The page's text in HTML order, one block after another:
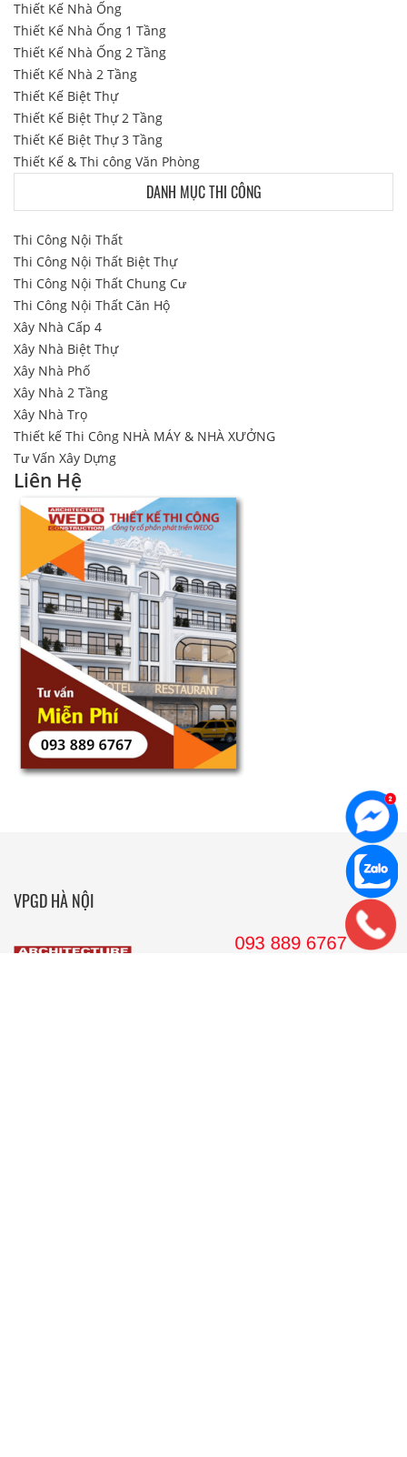
Thiết Kế Nhà Ống
Thiết Kế Nhà Ống 1 Tầng
Thiết Kế Nhà Ống 2 Tầng
Thiết Kế Nhà 2 Tầng
Thiết Kế Biệt Thự
Thiết Kế Biệt Thự 2 Tầng
Thiết Kế Biệt Thự 3 Tầng
Thiết Kế & Thi công Văn Phòng
DANH MỤC THI CÔNG
Thi Công Nội Thất
Thi Công Nội Thất Biệt Thự
Thi Công Nội Thất Chung Cư
Thi Công Nội Thất Căn Hộ
Xây Nhà Cấp 4
Xây Nhà Biệt Thự
Xây Nhà Phố
Xây Nhà 2 Tầng
Xây Nhà Trọ
Thiết kế Thi Công NHÀ MÁY & NHÀ XƯỞNG
Tư Vấn Xây Dựng
Liên Hệ
VPGD HÀ NỘI